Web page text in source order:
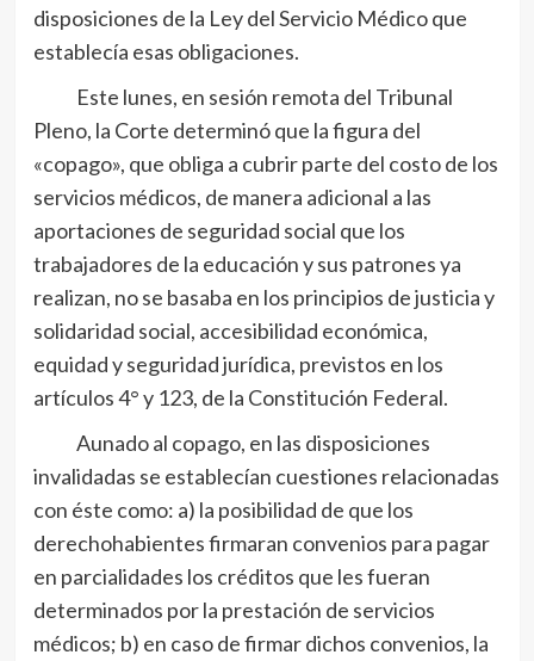
disposiciones de la Ley del Servicio Médico que
establecía esas obligaciones.
Este lunes, en sesión remota del Tribunal
Pleno, la Corte determinó que la figura del
«copago», que obliga a cubrir parte del costo de los
servicios médicos, de manera adicional a las
aportaciones de seguridad social que los
trabajadores de la educación y sus patrones ya
realizan, no se basaba en los principios de justicia y
solidaridad social, accesibilidad económica,
equidad y seguridad jurídica, previstos en los
artículos 4° y 123, de la Constitución Federal.
Aunado al copago, en las disposiciones
invalidadas se establecían cuestiones relacionadas
con éste como: a) la posibilidad de que los
derechohabientes firmaran convenios para pagar
en parcialidades los créditos que les fueran
determinados por la prestación de servicios
médicos; b) en caso de firmar dichos convenios, la